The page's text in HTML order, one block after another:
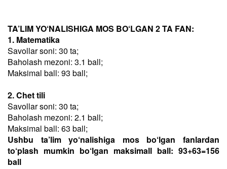
TA’LIM YO‘NALISHIGA MOS BO‘LGAN 2 TA FAN:
1. Matematika
Savollar soni: 30 ta;
Baholash mezoni: 3.1 ball;
Maksimal ball: 93 ball;
2. Chet tili
Savollar soni: 30 ta;
Baholash mezoni: 2.1 ball;
Maksimal ball: 63 ball;
Ushbu ta’lim yo‘nalishiga mos bo‘lgan fanlardan
to‘plash mumkin bo‘lgan maksimall ball: 93+63=156
ball